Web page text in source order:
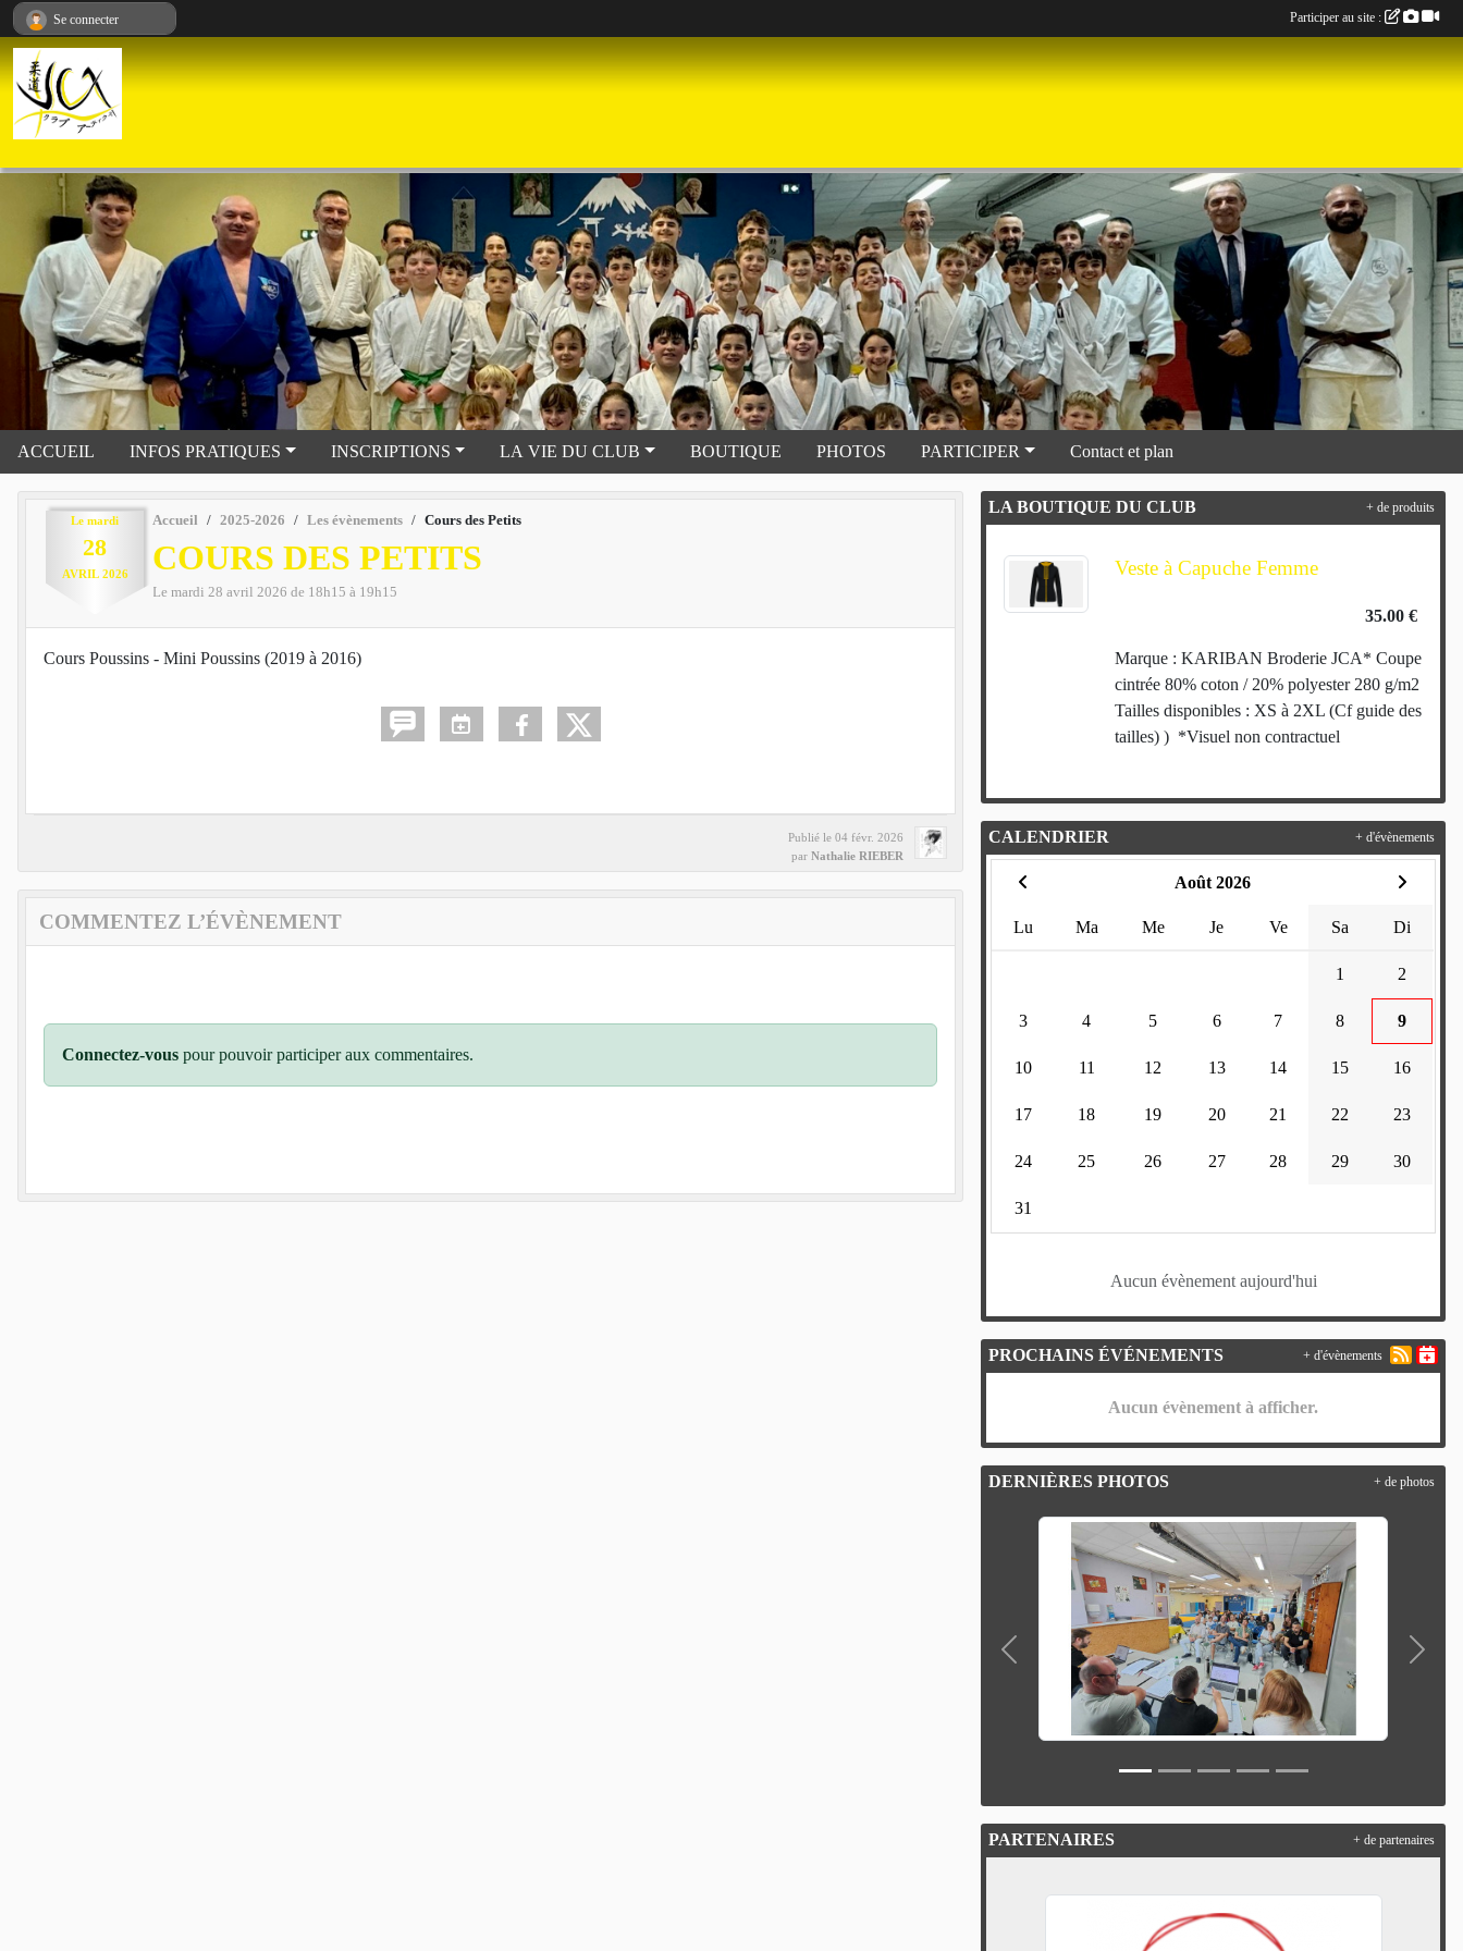
ACCUEIL INFOS PRATIQUES INSCRIPTIONS LA VIE DU CLUB BOUTIQUE PHOTOS PARTICIPER Contact et plan
Le mardi
28
AVRIL 2026
Accueil 2025-2026 Les évènements Cours des Petits
COURS DES PETITS
Le mardi 28 avril 2026 de 18h15 à 19h15
Cours Poussins - Mini Poussins (2019 à 2016)
Publié le04 févr. 2026
parNathalie RIEBER
COMMENTEZ L’ÉVÈNEMENT
Connectez-vous pour pouvoir participer aux commentaires.
LA BOUTIQUE DU CLUB
Veste à Capuche Femme
35.00 €
Marque : KARIBAN Broderie JCA* Coupe
cintrée 80% coton / 20% polyester 280 g/m2
Tailles disponibles : XS à 2XL (Cf guide des
tailles) ) *Visuel non contractuel
+ de produits
CALENDRIER
Août 2026
Lu Ma Me Je Ve Sa Di
1 2
3 4 5 6 7 8 9
10 11 12 13 14 15 16
17 18 19 20 21 22 23
24 25 26 27 28 29 30
31
Aucun évènement aujourd'hui
+ d'évènements
PROCHAINS ÉVÉNEMENTS
Aucun évènement à afficher.
+ d'évènements
DERNIÈRES PHOTOS
Précedent
+ de photos
PARTENAIRES + de partenaires
Se connecter Participer au site :
Panneau de gestion des cookies